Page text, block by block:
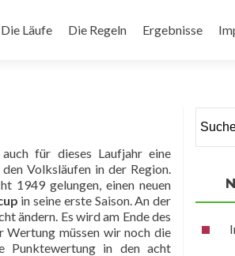
Die Läufe Die Regeln Ergebnisse
für dieses Laufjahr eine
Volksläufen in der Region.
1949 gelungen, einen neuen
in seine erste Saison. An der
ändern. Es wird am Ende des
Wertung müssen wir noch die
Punktewertung in den acht
nach: